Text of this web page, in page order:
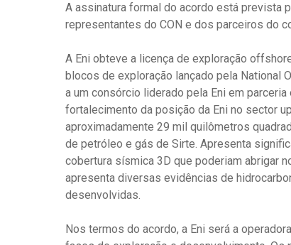
A assinatura formal do acordo está prevista
representantes do CON e dos parceiros do
A Eni obteve a licença de exploração
blocos de exploração lançado pela National
a um consórcio liderado pela Eni em
fortalecimento da posição da Eni no sector
aproximadamente 29 mil quilômetros
de petróleo e gás de Sirte. Apresenta
cobertura sísmica 3D que poderiam abrigar
apresenta diversas evidências de
desenvolvidas.
Nos termos do acordo, a Eni será a